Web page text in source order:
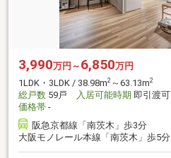
3,990万円～ 6,850万円
1LDK・3LDK / 38.98m2 ～63.13m2
総戸数 59戸 入居可能時期 即引渡可
価格帯 -
阪急京都線「南茨木」歩3分
大阪モノレール本線「南茨木」歩5分